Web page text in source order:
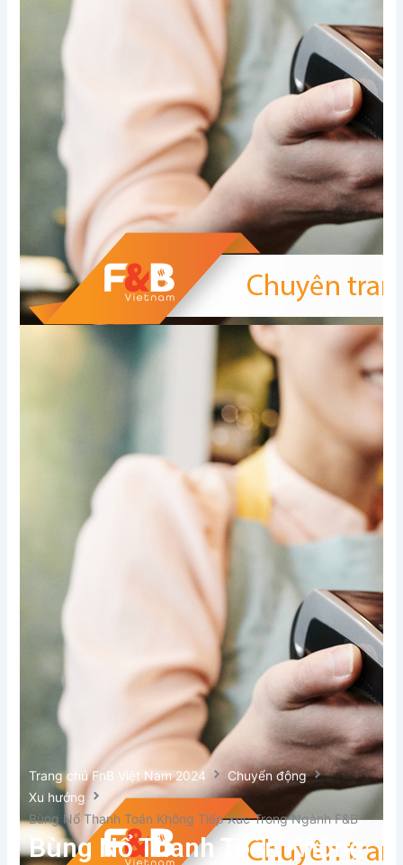
Xem thêm
Trang chủ FnB Việt Nam 2024
Chuyển động
Xu hướng
Bùng Nổ Thanh Toán Không Tiếp Xúc Trong Ngành F&B
Bùng Nổ Thanh Toán Không